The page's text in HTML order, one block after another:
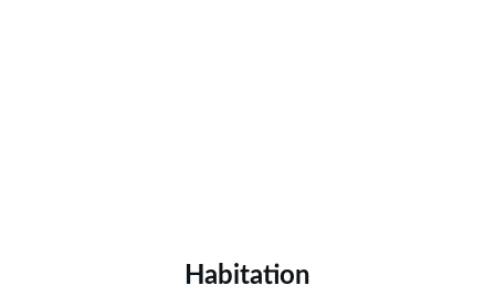
Habitation